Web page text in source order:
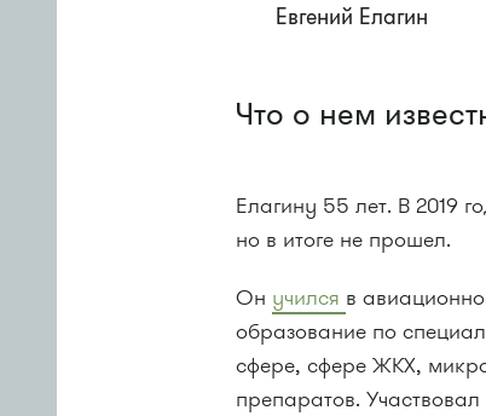
Евгений Елагин
Что о нем
Елагину 55 лет. В 2019
но в итоге не прошел.
Он учился в
образование по
сфере, сфере ЖКХ,
препаратов.